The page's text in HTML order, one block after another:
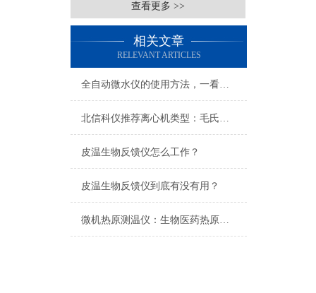
查看更多 >>
相关文章
RELEVANT ARTICLES
全自动微水仪的使用方法，一看就会
北信科仪推荐离心机类型：毛氏离心机、离心机干、乳品杂质离心机等
皮温生物反馈仪怎么工作？
皮温生物反馈仪到底有没有用？
微机热原测温仪：生物医药热原检测的精准化升级工具